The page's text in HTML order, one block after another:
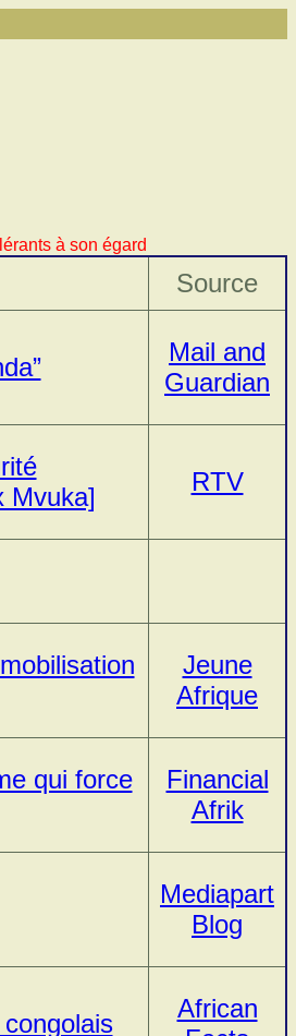
à son égard
Source
Mail and
Guardian
Mvuka]
RTV
Jeune
Afrique
qui force
Financial
Afrik
Mediapart
Blog
African